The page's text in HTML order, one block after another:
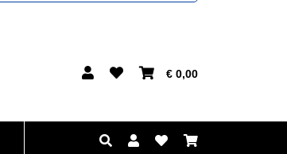
€ 0,00